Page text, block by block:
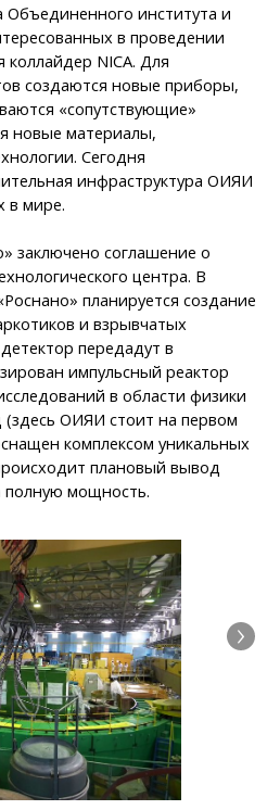
института и
в проведении
коллайдер NICA. Для
создаются новые приборы,
«сопутствующие»
новые материалы,
Сегодня
инфраструктура ОИЯИ
в мире.
заключено соглашение о
центра. В
планируется создание
и взрывчатых
передадут в
импульсный реактор
в области физики
ОИЯИ стоит на первом
комплексом уникальных
плановый вывод
полную мощность.